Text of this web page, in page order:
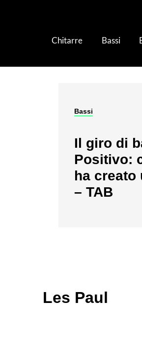
Chitarre Bassi
Bassi
Il giro di
Positivo:
ha
– TAB
Les Paul